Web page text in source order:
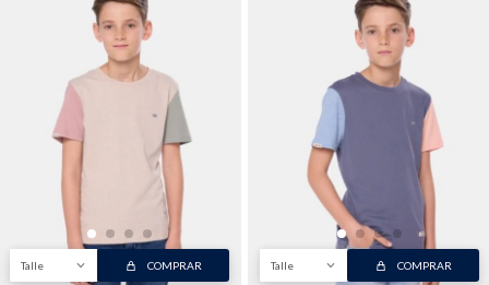
Talle COMPRAR Talle COMPRAR
Remeras
Pantalones